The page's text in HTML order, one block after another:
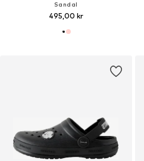
Sandal
495,00 kr